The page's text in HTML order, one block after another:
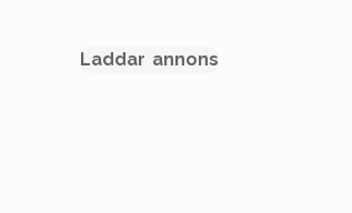
Laddar annons